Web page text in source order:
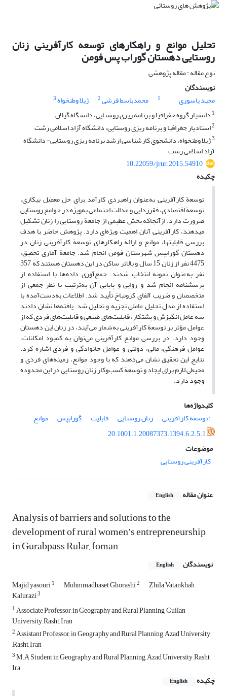
تحلیل موانع و راهکارهای توسعه‏ کارآفرینی زنان
روستایی دهستان گوراب ‏پس فومن
نوع مقاله : مقاله پژوهشی
نویسندگان
مجید یاسوری
1 محمدباسط قرشی2 ژیلا وطنخواه3
1 دانشیار گروه جغرافیا و برنامه ریزی روستایی، دانشگاه گیلان
2استادیار جغرافیا و برنامه ریزی روستایی، دانشگاه آزاد اسلامی رشت
3ژیلا وطنخواه، دانشجوی کارشناسی ارشد برنامه ریزی روستایی- دانشگاه
آزاد اسلامی رشت
10.22059/jrur.2015.54910
چکیده
توسعة کارآفرینی به‌عنوان راهبردی کارآمد برای حل معضل بیکاری،
توسعة اقتصادی، فقرزدایی و عدالت اجتماعی به‌ویژه در جوامع روستایی
ضرورت دارد. ازآنجاکه بخش عظیمی از جامعة روستایی را زنان تشکیل
می‏دهند، کارآفرینی آنان اهمیت ویژه‌ای دارد. پژوهش حاضر با هدف
بررسی قابلیت‎ها، موانع و ارائة راهکارهای توسعة کارآفرینی زنان در
دهستان گوراب‏پس شهرستان فومن انجام شد. جامعة آماری تحقیق،
4475 نفر از زنان 15 سال و بالاتر ساکن در این دهستان هستند که 357
نفر به‌عنوان نمونه انتخاب شدند. جمع‌آوری داده ها با استفاده از
پرسشنامه انجام شد و روایی و پایایی آن به‌ترتیب با نظر جمعی از
متخصصان و ضریب آلفای کرونباخ تأیید شد. اطلاعات به‌دست‌آمده با
استفاده از مدل تحلیل عاملی تجزیه و تحلیل شد. یافته‌ها نشان دادند
سه عامل انگیزش و پشتکار، قابلیت‌های طبیعی و قابلیت‌های فردی که از
عوامل مؤثر بر توسعة کارآفرینی به‌شمار می‌آیند، در زنان این دهستان
وجود دارد. در بررسی موانع کارآفرینی می‌توان به کمبود امکانات،
عوامل فرهنگی، مالی، دولتی و عوامل خانوادگی و فردی اشاره کرد.
نتایج این تحقیق نشان می‌دهند که با وجود موانع، زمینه‌های فردی و
محیطی لازم برای ایجاد و توسعة کسب‌وکار زنان روستایی در این محدوده
وجود دارد.
کلیدواژه‌ها
: توسعة کارآفرینی
زنان روستایی قابلیت گوراب‏پس
موانع
20.1001.1.20087373.1394.6.2.5.1
موضوعات
کارآفرینی روستایی
عنوان مقاله English
Analysis of barriers and solutions to the
development of rural women's entrepreneurship
in Gurabpass Rular, foman
نویسندگان English
Majid yasouri1 Mohmmadbaset Ghorashi2 Zhila Vatankhah
Kalurazi3
1Associate Professor, in Geography and Rural Planning, Guilan
University, Rasht, Iran
2Assistant Professor, in Geography and Rural Planning, Azad University
,Rasht, Iran
3M.A Student in Geography and Rural Planning, Azad University, Rasht,
Ira
چکیده
English